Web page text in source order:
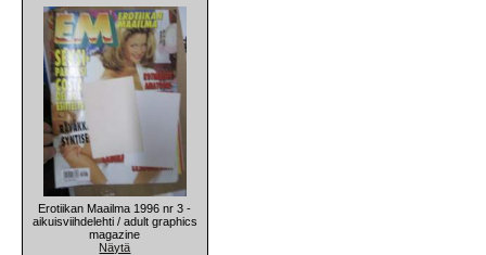
Erotiikan Maailma 1996 nr 3 -
aikuisviihdelehti / adult graphics
magazine
Näytä